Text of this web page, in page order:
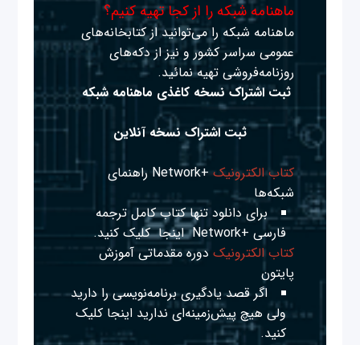
ماهنامه شبکه را از کجا تهیه کنیم؟
ماهنامه شبکه را می‌توانید از کتابخانه‌های
عمومی سراسر کشور و نیز از دکه‌های
روزنامه‌فروشی تهیه نمائید.
ثبت اشتراک نسخه کاغذی ماهنامه شبکه
ثبت اشتراک نسخه آنلاین
کتاب الکترونیک
+Network راهنمای
شبکه‌ها
برای دانلود تنها کتاب کامل ترجمه
فارسی +Network
اینجا کلیک کنید.
کتاب الکترونیک دوره مقدماتی آموزش
پایتون
اگر قصد یادگیری برنامه‌نویسی را دارید
ولی هیچ پیش‌زمینه‌ای نداریداینجا کلیک
کنید.